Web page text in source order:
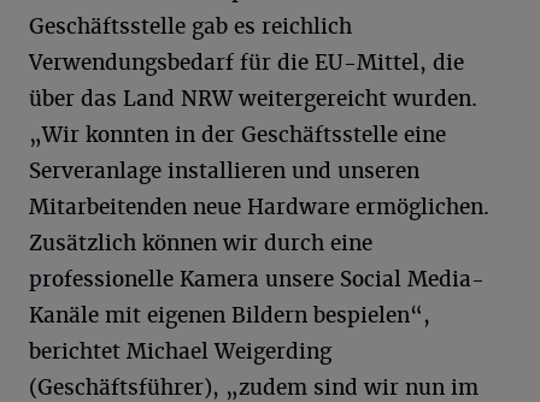
Geschäftsstelle gab es reichlich
Verwendungsbedarf für die EU-Mittel, die
über das Land NRW weitergereicht wurden.
„Wir konnten in der Geschäftsstelle eine
Serveranlage installieren und unseren
Mitarbeitenden neue Hardware ermöglichen.
Zusätzlich können wir durch eine
professionelle Kamera unsere Social Media-
Kanäle mit eigenen Bildern bespielen“,
berichtet Michael Weigerding
(Geschäftsführer), „zudem sind wir nun im